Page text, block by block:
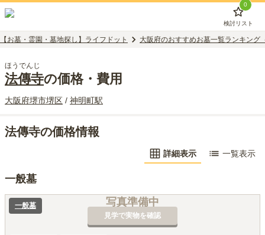
0
検討リスト
【お墓・霊園・墓地探し】ライフドット 大阪府のおすすめお墓一覧ランキング
ほうでんじ
法傳寺の価格・費用
大阪府堺市堺区 / 神明町駅
法傳寺の価格情報
詳細表示 一覧表示
一般墓
写真準備中
見学で実物を確認
一般墓